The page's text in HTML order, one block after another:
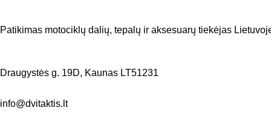
Patikimas motociklų dalių, tepalų ir aksesuarų tiekėjas
Draugystės g. 19D, Kaunas LT51231
info@dvitaktis.lt